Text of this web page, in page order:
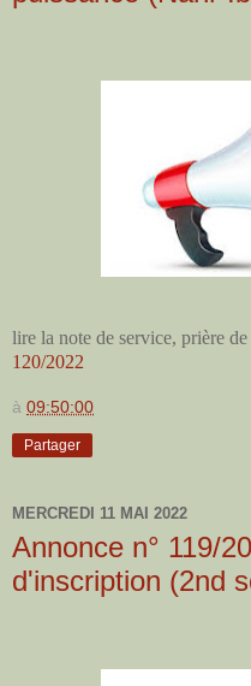
lire la note de service, prière
120/2022
à 09:50:00
Partager
MERCREDI 11 MAI 2022
Annonce n° 119/
d'inscription (2nd